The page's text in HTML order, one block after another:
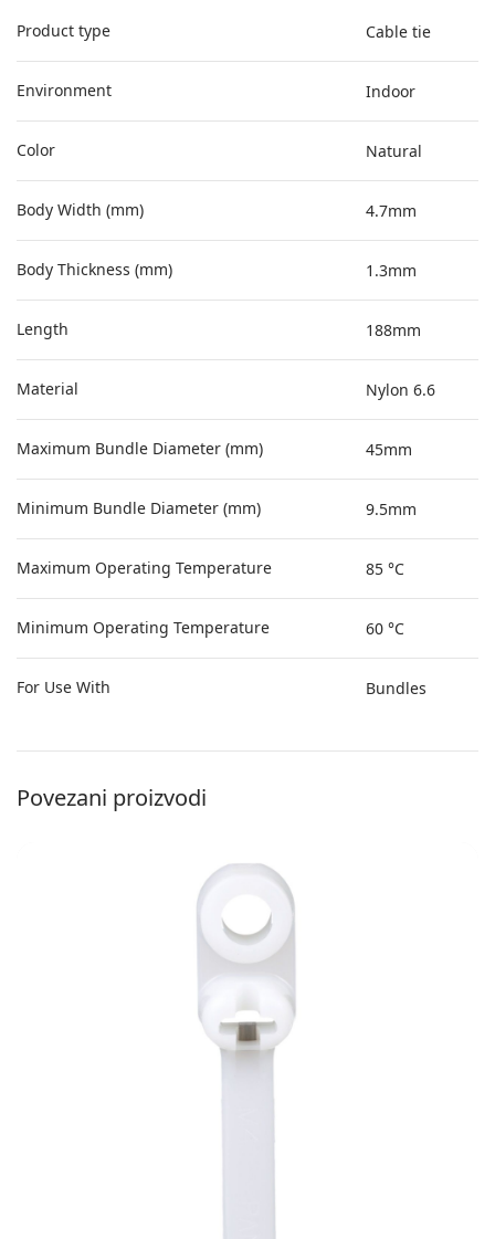
Product type Cable tie
Environment Indoor
Color Natural
Body Width (mm) 4.7mm
Body Thickness (mm) 1.3mm
Length 188mm
Material Nylon 6.6
Maximum Bundle Diameter (mm) 45mm
Minimum Bundle Diameter (mm) 9.5mm
Maximum Operating Temperature 85 °C
Minimum Operating Temperature 60 °C
For Use With Bundles
Povezani proizvodi